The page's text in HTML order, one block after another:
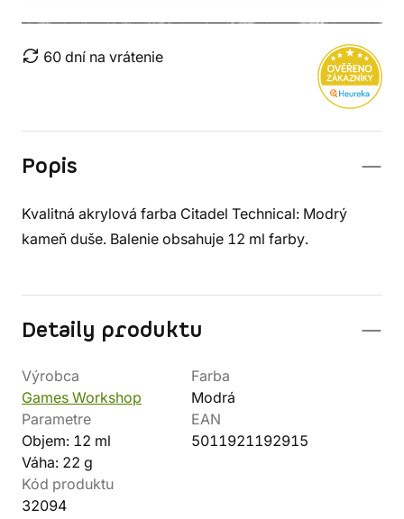
60 dní na vrátenie
Popis
Kvalitná akrylová farba Citadel Technical: Modrý
kameň duše. Balenie obsahuje 12 ml farby.
Detaily produktu
Výrobca
Games Workshop
Farba
Modrá
Parametre
Objem: 12 ml
Váha: 22 g
EAN
5011921192915
Kód produktu
32094